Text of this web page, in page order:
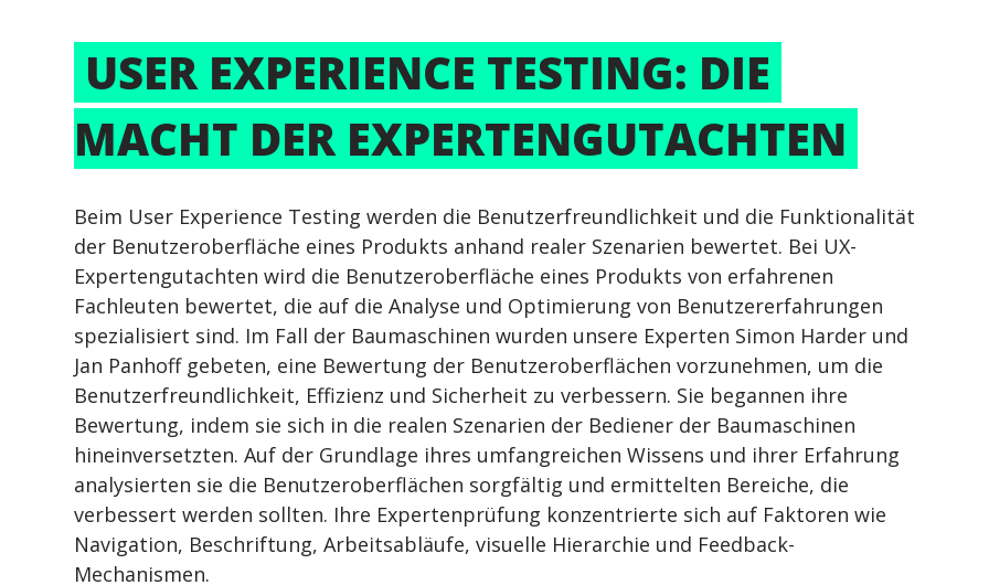
MACHT DER EXPERTENGUTACHTEN
Beim User Experience Testing werden die Benutzerfreundlichkeit und die Funktionalität
der Benutzeroberfläche eines Produkts anhand realer Szenarien bewertet. Bei UX-
Expertengutachten wird die Benutzeroberfläche eines Produkts von erfahrenen
Fachleuten bewertet, die auf die Analyse und Optimierung von Benutzererfahrungen
spezialisiert sind. Im Fall der Baumaschinen wurden unsere Experten Simon Harder und
Jan Panhoff gebeten, eine Bewertung der Benutzeroberflächen vorzunehmen, um die
Benutzerfreundlichkeit, Effizienz und Sicherheit zu verbessern. Sie begannen ihre
Bewertung, indem sie sich in die realen Szenarien der Bediener der Baumaschinen
hineinversetzten. Auf der Grundlage ihres umfangreichen Wissens und ihrer Erfahrung
analysierten sie die Benutzeroberflächen sorgfältig und ermittelten Bereiche, die
verbessert werden sollten. Ihre Expertenprüfung konzentrierte sich auf Faktoren wie
Navigation, Beschriftung, Arbeitsabläufe, visuelle Hierarchie und Feedback-
Mechanismen.